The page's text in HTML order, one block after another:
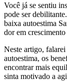
Você já se sentiu
pode ser
baixa autoestima
dor em
Neste artigo,
autoestima, os
encontrar mais
sinta motivado a